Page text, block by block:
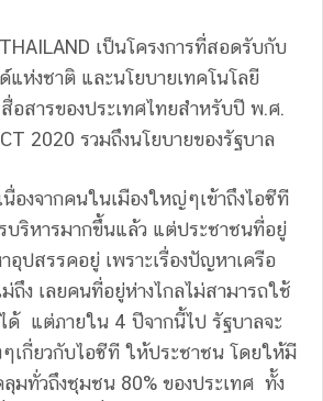
เป็นโครงการที่สอดรับกับ
ห่งชาติ และนโยบายเทคโนโลยี
อสารของประเทศไทยสำหรับปี พ.ศ.
2020 รวมถึงนโยบายของรัฐบาล
องจากคนในเมืองใหญ่ๆเข้าถึงไอซีที
บริหารมากขึ้นแล้ว แต่ประชาชนที่อยู่
อุปสรรคอยู่ เพราะเรื่องปัญหาเครือ
ม่ถึง เลยคนที่อยู่ห่างไกลไม่สามารถใช้
ด้ แต่ภายใน 4 ปีจากนี้ไป รัฐบาลจะ
ๆเกี่ยวกับไอซีที ให้ประชาชน โดยให้มี
มทั่วถึงชุมชน 80% ของประเทศ ทั้ง